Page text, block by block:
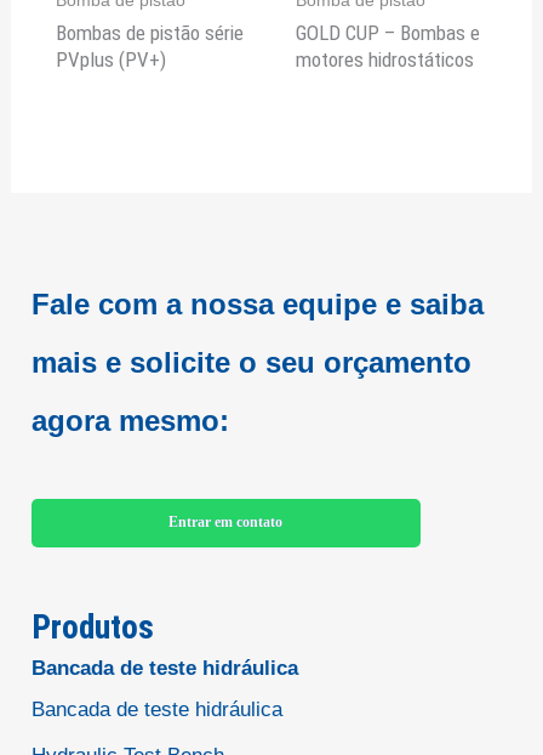
Bombas de pistão série
PVplus (PV+)
GOLD CUP – Bombas e
motores hidrostáticos
Fale com a nossa equipe e saiba
mais e solicite o seu orçamento
agora mesmo:
Entrar em contato
Produtos
Bancada de teste hidráulica
Bancada de teste hidráulica